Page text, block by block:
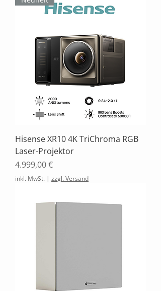
Hisense XR10 4K TriChroma RGB
Laser-Projektor
Preis
4.999,00 €
inkl. MwSt. | zzgl. Versand